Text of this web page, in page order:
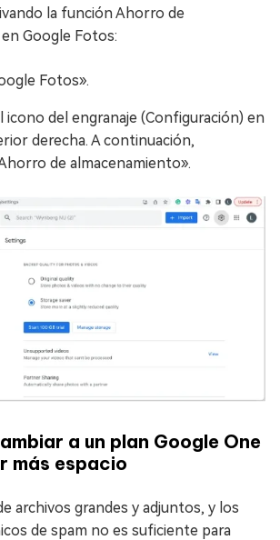
la función Ahorro de
Google Fotos:
Fotos».
icono del engranaje (Configuración) en
derecha. A continuación,
de almacenamiento».
a un plan Google One
más espacio
archivos grandes y adjuntos, y los
de spam no es suficiente para